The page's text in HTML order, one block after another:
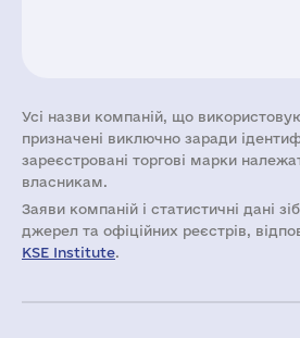
Усі назви компаній, що
призначені виключно заради
зареєстровані торгові марки
власникам.
Заяви компаній i статистичні дані
джерел та офіційних реєстрів,
KSE Institute.